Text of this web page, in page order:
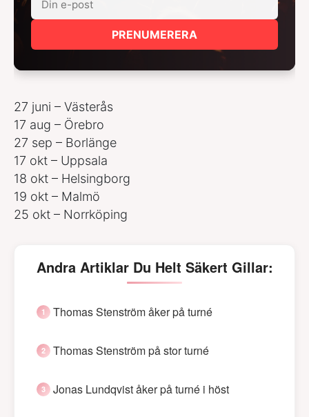
PRENUMERERA
27 juni – Västerås
17 aug – Örebro
27 sep – Borlänge
17 okt – Uppsala
18 okt – Helsingborg
19 okt – Malmö
25 okt – Norrköping
Andra Artiklar Du Helt Säkert Gillar:
Thomas Stenström åker på turné
Thomas Stenström på stor turné
Jonas Lundqvist åker på turné i höst